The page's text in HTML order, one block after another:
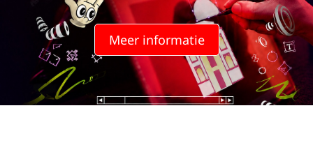
Meer informatie